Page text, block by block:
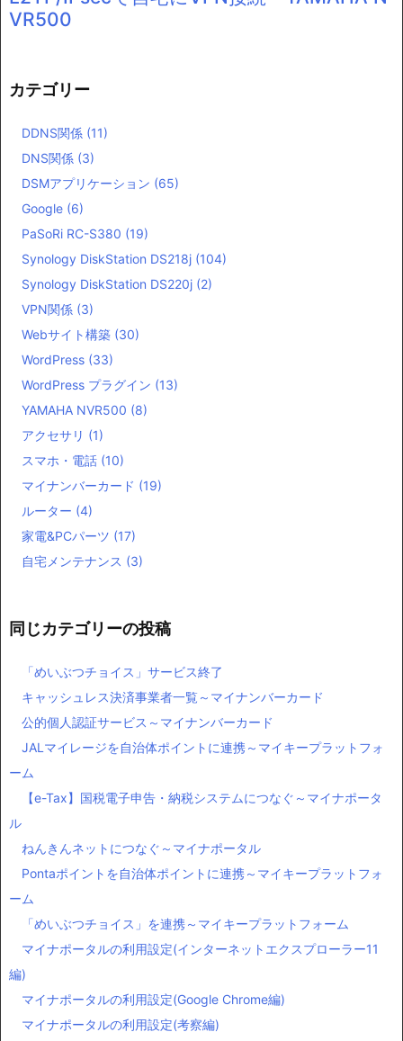
VR500
カテゴリー
DDNS関係 (11)
DNS関係 (3)
DSMアプリケーション (65)
Google (6)
PaSoRi RC-S380 (19)
Synology DiskStation DS218j (104)
Synology DiskStation DS220j (2)
VPN関係 (3)
Webサイト構築 (30)
WordPress (33)
WordPress プラグイン (13)
YAMAHA NVR500 (8)
アクセサリ (1)
スマホ・電話 (10)
マイナンバーカード (19)
ルーター (4)
家電&PCパーツ (17)
自宅メンテナンス (3)
同じカテゴリーの投稿
「めいぶつチョイス」サービス終了
キャッシュレス決済事業者一覧～マイナンバーカード
公的個人認証サービス～マイナンバーカード
JALマイレージを自治体ポイントに連携～マイキープラットフォ
ーム
【e-Tax】国税電子申告・納税システムにつなぐ～マイナポータ
ル
ねんきんネットにつなぐ～マイナポータル
Pontaポイントを自治体ポイントに連携～マイキープラットフォ
ーム
「めいぶつチョイス」を連携～マイキープラットフォーム
マイナポータルの利用設定(インターネットエクスプローラー11
編)
マイナポータルの利用設定(Google Chrome編)
マイナポータルの利用設定(考察編)